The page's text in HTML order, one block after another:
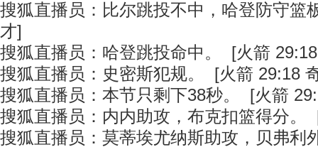
搜狐直播员：比尔跳投不中，哈登防守篮
才]
搜狐直播员：哈登跳投命中。 [火箭
搜狐直播员：史密斯犯规。 [火箭 29:18
搜狐直播员：本节只剩下38秒。 [火箭
搜狐直播员：内内助攻，布克扣篮得分。
搜狐直播员：莫蒂埃尤纳斯助攻，贝弗利